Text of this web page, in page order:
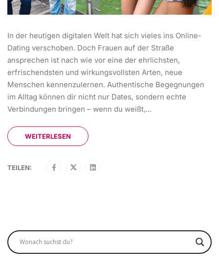
In der heutigen digitalen Welt hat sich vieles ins Online-
Dating verschoben. Doch Frauen auf der Straße
ansprechen ist nach wie vor eine der ehrlichsten,
erfrischendsten und wirkungsvollsten Arten, neue
Menschen kennenzulernen. Authentische Begegnungen
im Alltag können dir nicht nur Dates, sondern echte
Verbindungen bringen – wenn du weißt,...
WEITERLESEN
TEILEN: